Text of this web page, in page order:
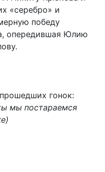
«серебро» и
победу
опередившая Юлию
гонок:
мы постараемся